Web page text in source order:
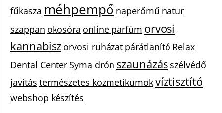
fűkasza méhpempő naperőmű natur
szappan okosóra online parfüm orvosi
kannabisz orvosi ruházat párátlanító Relax
Dental Center Syma drón szaunázás szélvédő
javítás természetes kozmetikumokvíztisztító
webshop készítés